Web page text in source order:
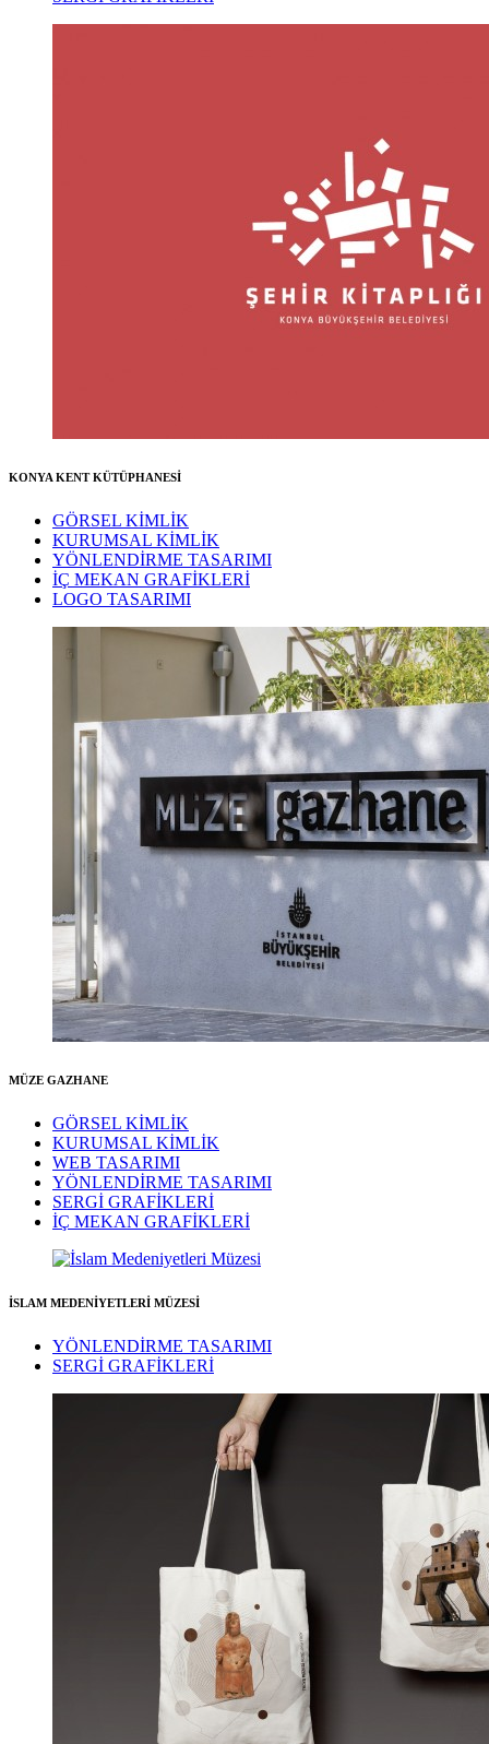
KONYA KENT KÜTÜPHANESİ
GÖRSEL KİMLİK
KURUMSAL KİMLİK
YÖNLENDİRME TASARIMI
İÇ MEKAN GRAFİKLERİ
LOGO TASARIMI
MÜZE GAZHANE
GÖRSEL KİMLİK
KURUMSAL KİMLİK
WEB TASARIMI
YÖNLENDİRME TASARIMI
SERGİ GRAFİKLERİ
İÇ MEKAN GRAFİKLERİ
İSLAM MEDENİYETLERİ MÜZESİ
YÖNLENDİRME TASARIMI
SERGİ GRAFİKLERİ